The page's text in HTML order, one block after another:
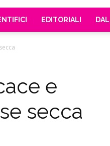
EDITORIALI
e
secca